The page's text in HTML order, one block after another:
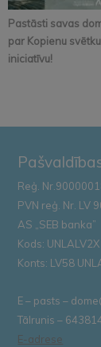
Pastāsti savas
par Kopienu svētku
iniciatīvu!
Reģ.
PVN reģ. Nr. LV
AS „SEB banka”
Kods: UNLALV2X
Konts: LV58
E – pasts –
Tālrunis –
E-adrese